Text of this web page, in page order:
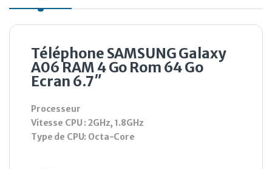
Téléphone SAMSUNG Galaxy
A06 RAM 4 Go Rom 64 Go
Ecran 6.7″
Processeur
Vitesse CPU : 2GHz, 1.8GHz
Type de CPU: Octa-Core